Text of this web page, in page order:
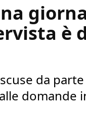
è
da
domande